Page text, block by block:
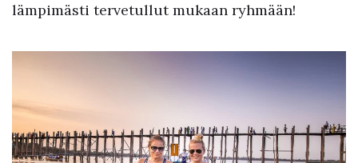
lämpimästi tervetullut mukaan ryhmään!